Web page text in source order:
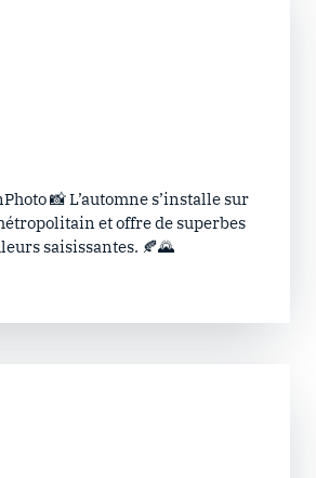
📸 L’automne s’installe sur
et offre de superbes
saisissantes. 🍂🌄